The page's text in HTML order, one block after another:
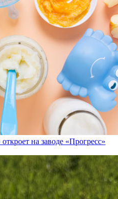
на заводе «Прогресс»